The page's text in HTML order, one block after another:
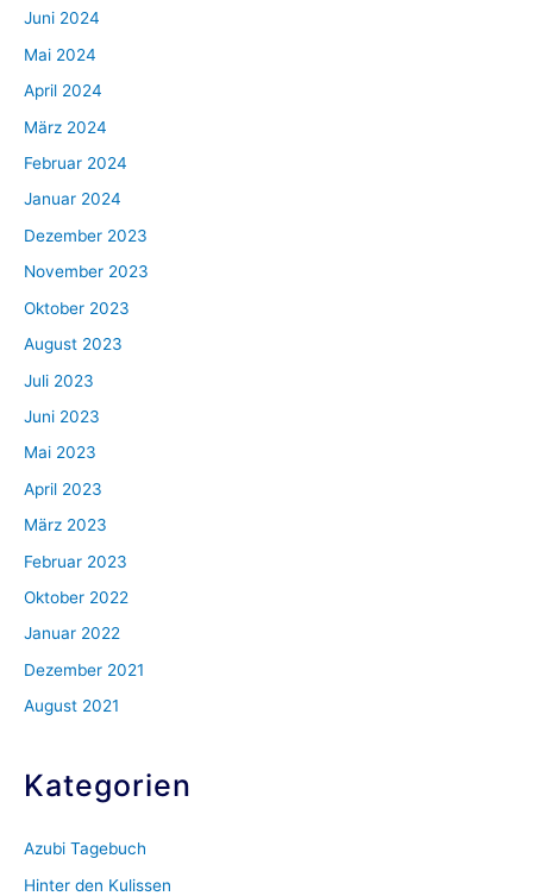
Juni 2024
Mai 2024
April 2024
März 2024
Februar 2024
Januar 2024
Dezember 2023
November 2023
Oktober 2023
August 2023
Juli 2023
Juni 2023
Mai 2023
April 2023
März 2023
Februar 2023
Oktober 2022
Januar 2022
Dezember 2021
August 2021
Kategorien
Azubi Tagebuch
Hinter den Kulissen